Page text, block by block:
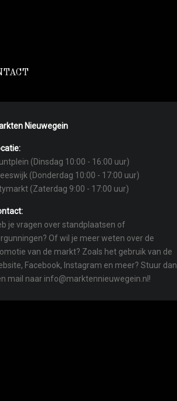
Nieuwegein
(Dinsdag 10:00 - 16:00 uur)
(Donderdag 10:00 - 17:00 uur)
(Zaterdag 9:00 - 17:00 uur)
je vragen over standplaatsen of
Of wil je meer weten over de
van de markt? Zoals het gebruik van de
Facebook, Instagram en meer? Stuur dan
mail naar info@marktennieuwegein.nl!